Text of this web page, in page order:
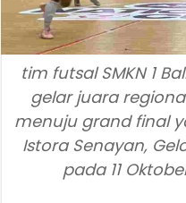
tim futsal SMKN 1
gelar juara
menuju grand final
Istora Senayan,
pada 11